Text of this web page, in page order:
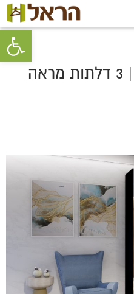
פתח
ארון יוקרתי דגם ליה | 3 דלתות מראה